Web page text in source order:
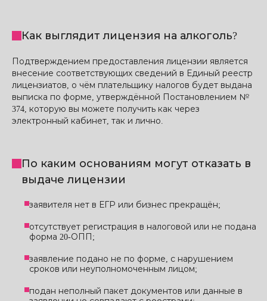
Как выглядит лицензия на алкоголь?
Подтверждением предоставления лицензии является
внесение соответствующих сведений в Единый реестр
лицензиатов, о чём плательщику налогов будет выдана
выписка по форме, утверждённой Постановлением №
374, которую вы можете получить как через
электронный кабинет, так и лично.
По каким основаниям могут отказать в
выдаче лицензии
заявителя нет в ЕГР или бизнес прекращён;
отсутствует регистрация в налоговой или не подана
форма 20-ОПП;
заявление подано не по форме, с нарушением
сроков или неуполномоченным лицом;
подан неполный пакет документов или данные в